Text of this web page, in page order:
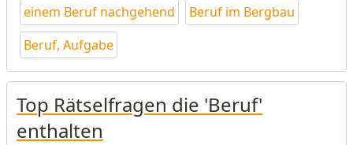
einem Beruf nachgehend
Beruf im Bergbau
Beruf, Aufgabe
Top Rätselfragen die 'Beruf'
enthalten